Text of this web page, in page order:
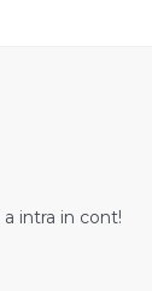
intra in cont!